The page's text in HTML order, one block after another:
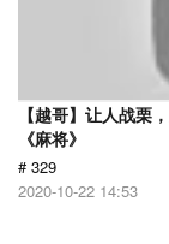
【越哥】让人战栗
《麻将》
# 329
2020-10-22 14:53